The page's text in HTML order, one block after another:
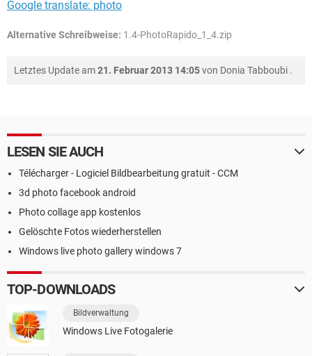
Google translate: photo
Alternative Schreibweise: 1.4-PhotoRapido_1_4.zip
Letztes Update am21. Februar 2013 14:05von Donia Tabboubi .
LESEN SIE AUCH
Télécharger - Logiciel Bildbearbeitung gratuit - CCM
3d photo facebook android
Photo collage app kostenlos
Gelöschte Fotos wiederherstellen
Windows live photo gallery windows 7
TOP-DOWNLOADS
Bildverwaltung
Windows Live Fotogalerie